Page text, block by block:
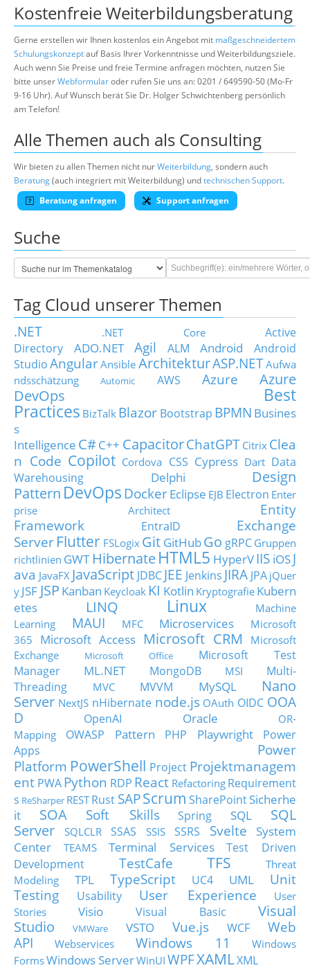
Kostenfreie Weiterbildungsberatung
Gerne erstellen wir Ihnen kostenlos ein Angebot mit maßgeschneidertem
Schulungskonzeptauf Basis Ihrer Vorkenntnisse und Weiterbildungsziele.
Auch wenn Sie Preise und freie Termine anfragen möchten, nutzen Sie
bitte unserWebformularoder rufen Sie uns an: 0201 / 649590-50 (Mo-Fr
9-16 Uhr). Auf Wunsch berät Sie Dr. Holger Schwichtenberg persönlich
am Telefon!
Alle Themen auch als Consulting
Wir bieten zu allen Themen nicht nurWeiterbildung, sondern auch
Beratung(auch integriert mit Weiterbildung) undtechnischen Support.
Beratung anfragen
Support anfragen
Suche
Tag Cloud unserer Themen
.NET .NET Core
Active
Directory
ADO.NET Agil ALM Android
Android
StudioAngularAnsible ArchitekturASP.NETAufwa
ndsschätzung
Automic AWS Azure
Azure
DevOps
Best
Practices BizTalk Blazor Bootstrap BPMN Busines
s
Intelligence C#C++ CapacitorChatGPT Citrix Clea
n Code Copilot Cordova CSS Cypress Dart Data
Warehousing
Delphi
Design
Pattern DevOps DockerEclipse EJB Electron Enter
prise Architect
Entity
Framework
EntraID
Exchange
Server Flutter FSLogix Git GitHubGo gRPC Gruppen
richtlinien GWT HibernateHTML5 HyperVIIS iOSJ
ava JavaFX JavaScript JDBC JEE Jenkins JIRA JPA jQuer
y JSF JSP Kanban Keycloak KI Kotlin Kryptografie Kubern
etes
LINQ Linux
Machine
Learning
MAUI MFC Microservices
Microsoft
365
Microsoft Access Microsoft CRM
Microsoft
Exchange
Microsoft Office
Microsoft Test
Manager
ML.NET MongoDB MSI
Multi-
Threading
MVC MVVM MySQL
Nano
Server NextJS nHibernate node.js OAuth OIDC OOA
D
OpenAI Oracle
OR-
Mapping
OWASP Pattern PHP Playwright
Power
Apps
Power
Platform PowerShell Project Projektmanagem
ent PWA Python RDP React Refactoring Requirement
s ReSharper RESTRust SAPScrum SharePointSicherhe
it
SOA Soft Skills Spring SQL
SQL
Server
SQLCLR SSAS SSIS SSRS Svelte
System
Center
TEAMS Terminal Services
Test Driven
Development
TestCafe TFS
Threat
Modeling
TPL TypeScript UC4 UML
Unit
Testing
Usability User Experience
User
Stories
Visio Visual Basic
Visual
Studio
VMWare VSTO Vue.js WCF
Web
API
Webservices Windows 11
Windows
FormsWindows ServerWinUI WPFXAMLXML